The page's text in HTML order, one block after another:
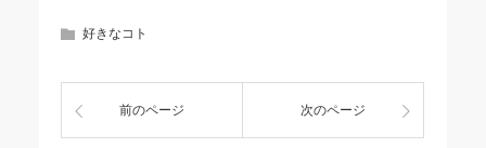
好きなコト
前のページ 次のページ